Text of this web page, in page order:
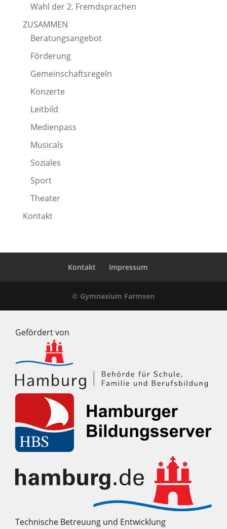
Wahl der 2. Fremdsprachen
ZUSAMMEN
Beratungsangebot
Förderung
Gemeinschaftsregeln
Konzerte
Leitbild
Medienpass
Musicals
Soziales
Sport
Theater
Kontakt
Kontakt Impressum
© Gymnasium Farmsen
Gefördert von
Technische Betreuung und Entwicklung